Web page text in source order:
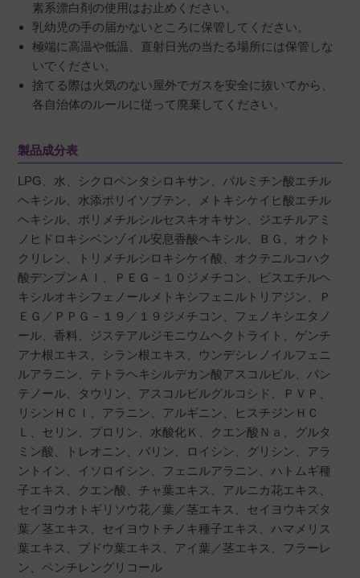
素系漂白剤の使用はお止めください。
乳幼児の手の届かないところに保管してください。
極端に高温や低温、直射日光の当たる場所には保管しな
いでください。
捨てる際は火気のない屋外でガスを安全に抜いてから、
各自治体のルールに従って廃棄してください。
製品成分表
LPG、水、シクロペンタシロキサン、パルミチン酸エチル
ヘキシル、水添ポリイソブテン、メトキシケイヒ酸エチル
ヘキシル、ポリメチルシルセスキオキサン、ジエチルアミ
ノヒドロキシベンゾイル安息香酸ヘキシル、ＢＧ、オクト
クリレン、トリメチルシロキシケイ酸、オクテニルコハク
酸デンプンＡｌ、ＰＥＧ－１０ジメチコン、ビスエチルヘ
キシルオキシフェノールメトキシフェニルトリアジン、Ｐ
ＥＧ／ＰＰＧ－１９／１９ジメチコン、フェノキシエタノ
ール、香料、ジステアルジモニウムヘクトライト、ゲンチ
アナ根エキス、シラン根エキス、ウンデシレノイルフェニ
ルアラニン、テトラヘキシルデカン酸アスコルビル、パン
テノール、タウリン、アスコルビルグルコシド、ＰＶＰ、
リシンＨＣｌ、アラニン、アルギニン、ヒスチジンＨＣ
Ｌ、セリン、プロリン、水酸化Ｋ、クエン酸Ｎａ、グルタ
ミン酸、トレオニン、バリン、ロイシン、グリシン、アラ
ントイン、イソロイシン、フェニルアラニン、ハトムギ種
子エキス、クエン酸、チャ葉エキス、アルニカ花エキス、
セイヨウオトギリソウ花／葉／茎エキス、セイヨウキズタ
葉／茎エキス、セイヨウトチノキ種子エキス、ハマメリス
葉エキス、ブドウ葉エキス、アイ葉／茎エキス、フラーレ
ン、ペンチレングリコール